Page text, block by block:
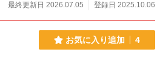
最終更新日 2026.07.05
登録日 2025.10.06
お気に入り追加 4